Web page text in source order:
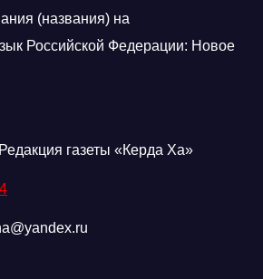
(названия) на
Российской Федерации: Новое
газеты «Керда Ха»